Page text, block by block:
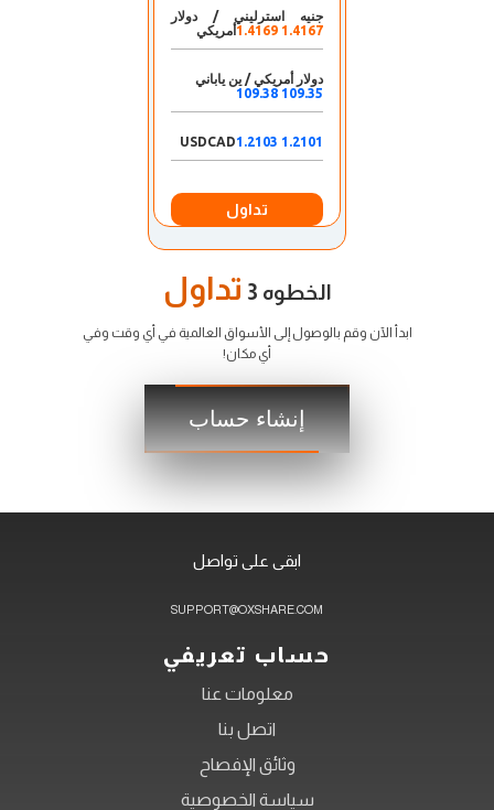
جنيه استرليني / دولار
أمريكي
1.4167 1.4169
دولار أمريكي / ين ياباني
109.35 109.38
USDCAD 1.2101 1.2103
تداول
الخطوه 3 تداول
ابدأ الآن وقم بالوصول إلى الأسواق العالمية في أي وقت وفي
أي مكان!
إنشاء حساب
ابقى على تواصل
SUPPORT@OXSHARE.COM
حساب تعريفي
معلومات عنا
اتصل بنا
وثائق الإفصاح
سياسة الخصوصية